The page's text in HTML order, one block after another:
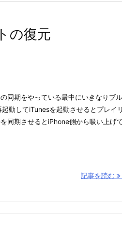
の復元
同期をやっている最中にいきなりブ
動してiTunesを起動させるとプレイ
同期させるとiPhone側から吸い上げ
記事を読む